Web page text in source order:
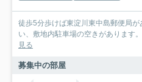
徒歩5分歩けば東淀川東中島郵便局
い、敷地内駐車場の空きがあります
見る
募集中の部屋